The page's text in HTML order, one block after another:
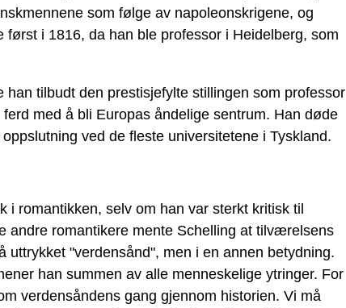
som følge av napoleonskrigene, og
i 1816, da han ble professor i Heidelberg, som
tilbudt den prestisjefylte stillingen som professor
med å bli Europas åndelige sentrum. Han døde
ved de fleste universitetene i Tyskland.
i romantikken, selv om han var sterkt kritisk til
andre romantikere mente Schelling at tilværelsens
"verdensånd", men i en annen betydning.
han summen av alle menneskelige ytringer. For
verdensåndens gang gjennom historien. Vi må